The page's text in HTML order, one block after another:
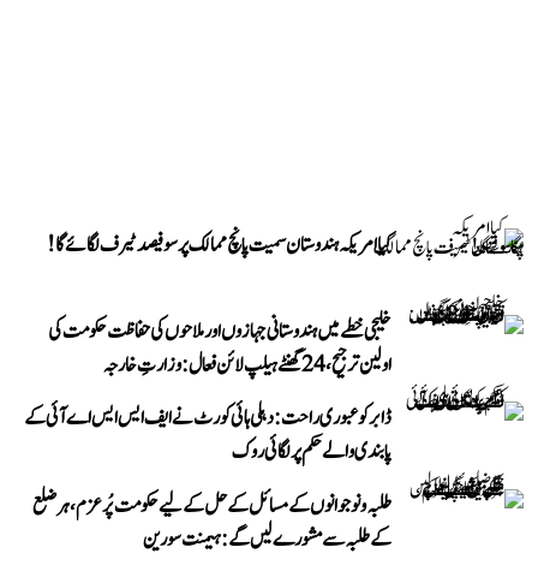
کیا امریکہ ہندوستان سمیت پانچ ممالک پر سو فیصد ٹیرف لگائے گا!
خلیجی خطے میں ہندوستانی جہازوں اور ملاحوں کی حفاظت حکومت کی
اولین ترجیح، 24 گھنٹے ہیلپ لائن فعال: وزارتِ خارجہ
ڈابر کو عبوری راحت: دہلی ہائی کورٹ نے ایف ایس ایس اے آئی کے
پابندی والے حکم پر لگائی روک
طلبہ و نوجوانوں کے مسائل کے حل کے لیے حکومت پُرعزم، ہر ضلع
کے طلبہ سے مشورے لیں گے: ہیمنت سورین